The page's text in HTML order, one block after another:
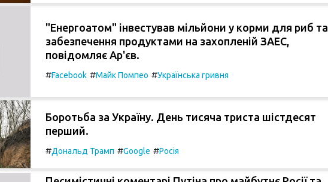
"Енергоатом" інвестував мільйони у корми для риб та
забезпечення продуктами на захопленій ЗАЕС,
повідомляє Ар'єв.
#Facebook #Майк Помпео #Українська гривня
Боротьба за Україну. День тисяча триста шістдесят
перший.
#Дональд Трамп #Google #Росія